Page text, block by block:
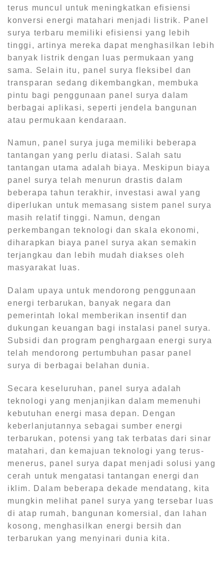
terus muncul untuk meningkatkan efisiensi
konversi energi matahari menjadi listrik. Panel
surya terbaru memiliki efisiensi yang lebih
tinggi, artinya mereka dapat menghasilkan lebih
banyak listrik dengan luas permukaan yang
sama. Selain itu, panel surya fleksibel dan
transparan sedang dikembangkan, membuka
pintu bagi penggunaan panel surya dalam
berbagai aplikasi, seperti jendela bangunan
atau permukaan kendaraan.
Namun, panel surya juga memiliki beberapa
tantangan yang perlu diatasi. Salah satu
tantangan utama adalah biaya. Meskipun biaya
panel surya telah menurun drastis dalam
beberapa tahun terakhir, investasi awal yang
diperlukan untuk memasang sistem panel surya
masih relatif tinggi. Namun, dengan
perkembangan teknologi dan skala ekonomi,
diharapkan biaya panel surya akan semakin
terjangkau dan lebih mudah diakses oleh
masyarakat luas.
Dalam upaya untuk mendorong penggunaan
energi terbarukan, banyak negara dan
pemerintah lokal memberikan insentif dan
dukungan keuangan bagi instalasi panel surya.
Subsidi dan program penghargaan energi surya
telah mendorong pertumbuhan pasar panel
surya di berbagai belahan dunia.
Secara keseluruhan, panel surya adalah
teknologi yang menjanjikan dalam memenuhi
kebutuhan energi masa depan. Dengan
keberlanjutannya sebagai sumber energi
terbarukan, potensi yang tak terbatas dari sinar
matahari, dan kemajuan teknologi yang terus-
menerus, panel surya dapat menjadi solusi yang
cerah untuk mengatasi tantangan energi dan
iklim. Dalam beberapa dekade mendatang, kita
mungkin melihat panel surya yang tersebar luas
di atap rumah, bangunan komersial, dan lahan
kosong, menghasilkan energi bersih dan
terbarukan yang menyinari dunia kita.